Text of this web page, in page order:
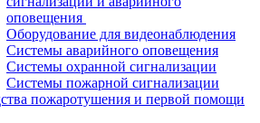
оповещения
Оборудование для видеонаблюдения
Системы аварийного оповещения
Системы охранной сигнализации
Системы пожарной сигнализации
пожаротушения и первой помощи